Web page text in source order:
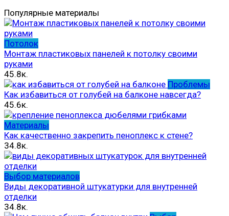
Популярные материалы
Потолок
Монтаж пластиковых панелей к потолку своими
руками
45.8к.
Проблемы
Как избавиться от голубей на балконе навсегда?
45.6к.
Материалы
Как качественно закрепить пеноплекс к стене?
34.8к.
Выбор материалов
Виды декоративной штукатурки для внутренней
отделки
34.8к.